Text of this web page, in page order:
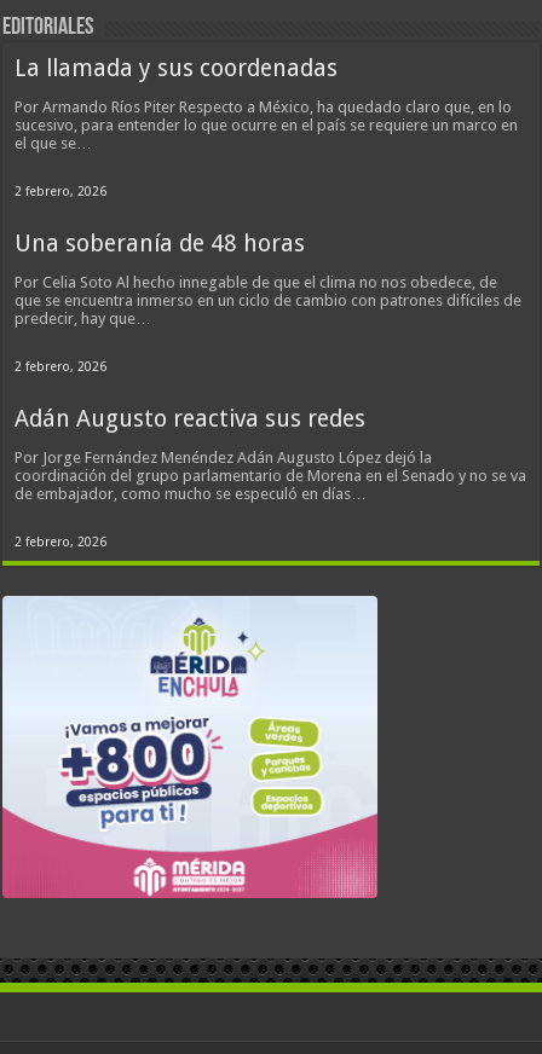
EDITORIALES
La llamada y sus coordenadas
Por Armando Ríos Piter Respecto a México, ha quedado claro que, en lo
sucesivo, para entender lo que ocurre en el país se requiere un marco en
el que se…
2 febrero, 2026
Una soberanía de 48 horas
Por Celia Soto Al hecho innegable de que el clima no nos obedece, de
que se encuentra inmerso en un ciclo de cambio con patrones difíciles de
predecir, hay que…
2 febrero, 2026
Adán Augusto reactiva sus redes
Por Jorge Fernández Menéndez Adán Augusto López dejó la
coordinación del grupo parlamentario de Morena en el Senado y no se va
de embajador, como mucho se especuló en días…
2 febrero, 2026